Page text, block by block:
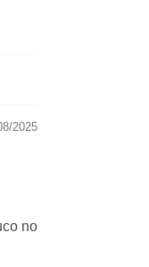
2025
no